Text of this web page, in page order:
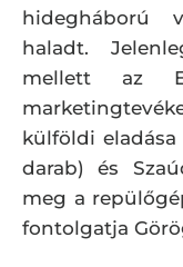
hidegháború
haladt.
mellett az
külföldi eladása
darab) és
meg a
fontolgatja